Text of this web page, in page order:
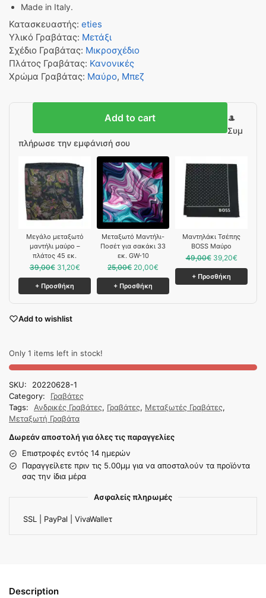
Made in Italy.
Κατασκευαστής: eties
Υλικό Γραβάτας: Μετάξι
Σχέδιο Γραβάτας: Μικροσχέδιο
Πλάτος Γραβάτας: Κανονικές
Χρώμα Γραβάτας: Μαύρο, Μπεζ
Add to cart
🎩
Συμ
πλήρωσε την εμφάνισή σου
Μεγάλο μεταξωτό
μαντήλι μαύρο –
πλάτος 45 εκ.
39,00€ 31,20€
+ Προσθήκη
Μεταξωτό Μαντήλι-
Ποσέτ για σακάκι 33
εκ. GW-10
25,00€ 20,00€
+ Προσθήκη
Μαντηλάκι Τσέπης
BOSS Μαύρο
49,00€ 39,20€
+ Προσθήκη
Add to wishlist
Only 1 items left in stock!
SKU:
20220628-1
Category:
Γραβάτες
Tags:
Ανδρικές Γραβάτες, Γραβάτες, Μεταξωτές Γραβάτες,
Μεταξωτή Γραβάτα
Δωρεάν αποστολή για όλες τις παραγγελίες
Επιστροφές εντός 14 ημερών
Παραγγείλετε πριν τις 5.00μμ για να αποσταλούν τα προϊόντα
σας την ίδια μέρα
Ασφαλείς πληρωμές
SSL | PayPal | VivaWalleτ
Description